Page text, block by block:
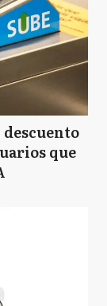
que